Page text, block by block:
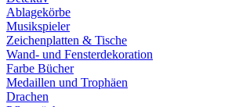
Ablagekörbe
Musikspieler
Zeichenplatten & Tische
Wand- und Fensterdekoration
Farbe Bücher
Medaillen und Trophäen
Drachen